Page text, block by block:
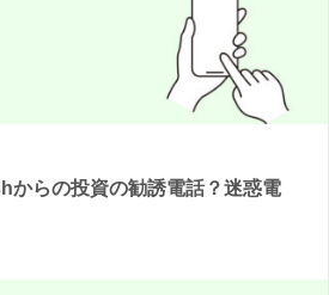
からの投資の勧誘電話？迷惑電